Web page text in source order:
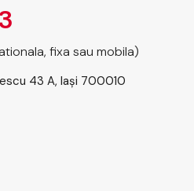
fixa sau mobila)
43 A, Iași 700010